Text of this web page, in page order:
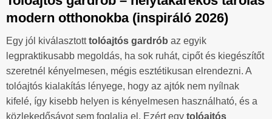
modern otthonokba (inspiráló 2026)
Egy jól kiválasztotttolóajtós gardrób az egyik
legpraktikusabb megoldás, ha sok ruhát, cipőt és kiegészítőt
szeretnél kényelmesen, mégis esztétikusan elrendezni. A
tolóajtós kialakítás lényege, hogy az ajtók nem nyílnak
kifelé, így kisebb helyen is kényelmesen használható, és a
közlekedősávot sem foglalja el. Ezért egy tolóajtós